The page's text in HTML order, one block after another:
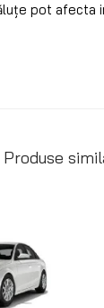
pot afecta
Produse